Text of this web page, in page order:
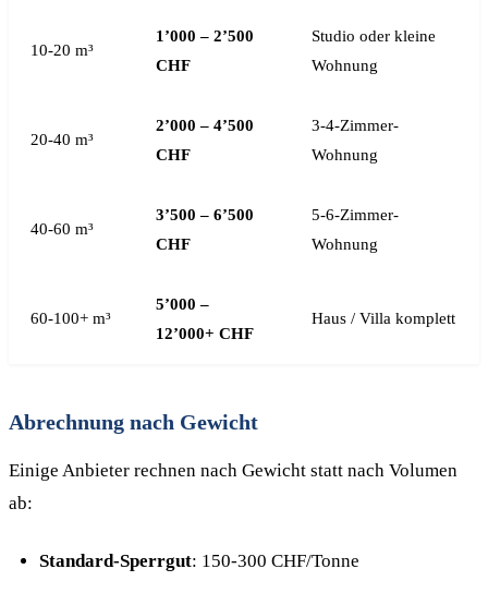
10-20 m³
1’000 – 2’500
CHF
Studio oder kleine
Wohnung
20-40 m³
2’000 – 4’500
CHF
3-4-Zimmer-
Wohnung
40-60 m³
3’500 – 6’500
CHF
5-6-Zimmer-
Wohnung
60-100+ m³
5’000 –
12’000+ CHF
Haus / Villa komplett
Abrechnung nach Gewicht
Einige Anbieter rechnen nach Gewicht statt nach Volumen
ab:
Standard-Sperrgut: 150-300 CHF/Tonne